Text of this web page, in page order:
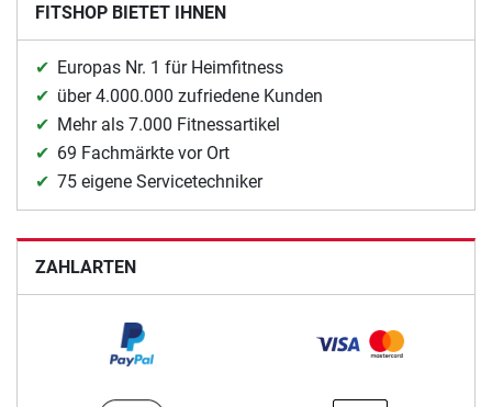
FITSHOP BIETET IHNEN
Europas Nr. 1 für Heimfitness
über 4.000.000 zufriedene Kunden
Mehr als 7.000 Fitnessartikel
69 Fachmärkte vor Ort
75 eigene Servicetechniker
ZAHLARTEN